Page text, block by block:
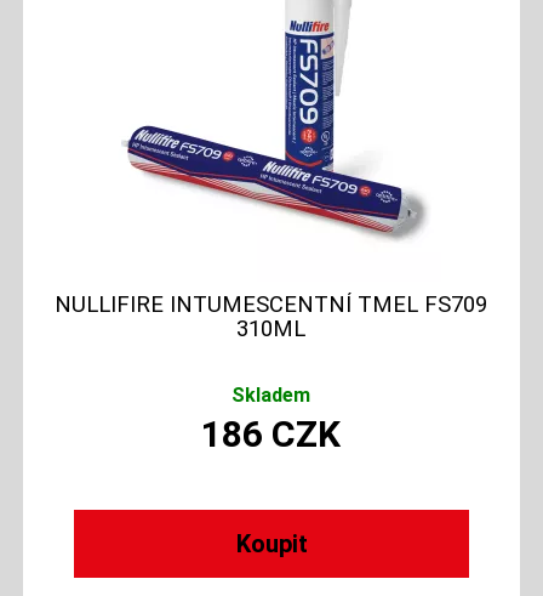
NULLIFIRE INTUMESCENTNÍ TMEL FS709
310ML
Skladem
186 CZK